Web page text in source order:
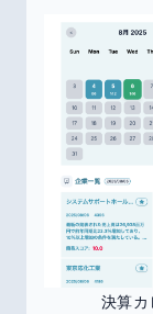
決算